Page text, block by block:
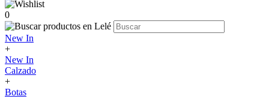
0
New In
+
New In
Calzado
+
Botas